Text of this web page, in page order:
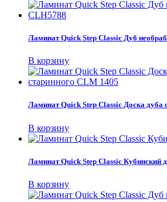
Ламинат Quick Step Classic Дуб
В корзину
Ламинат Quick Step Classic Доска дуба
В корзину
Ламинат Quick Step Classic Кубинский
В корзину